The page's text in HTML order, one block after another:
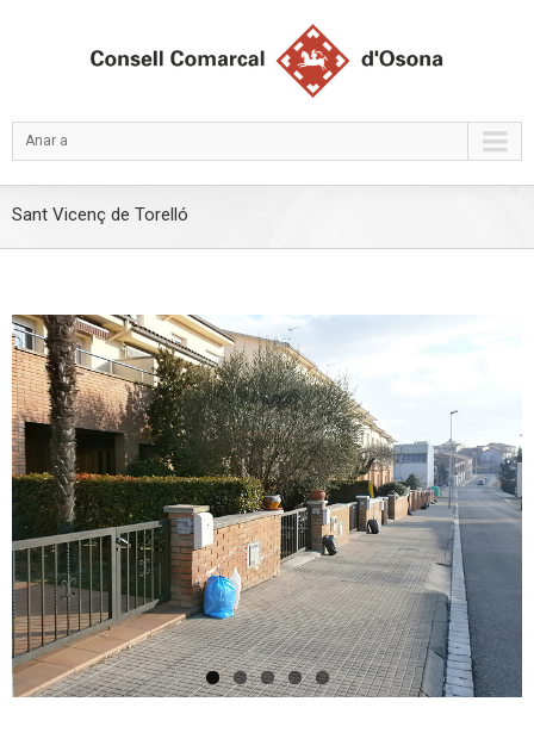
Anar a
Sant Vicenç de Torelló